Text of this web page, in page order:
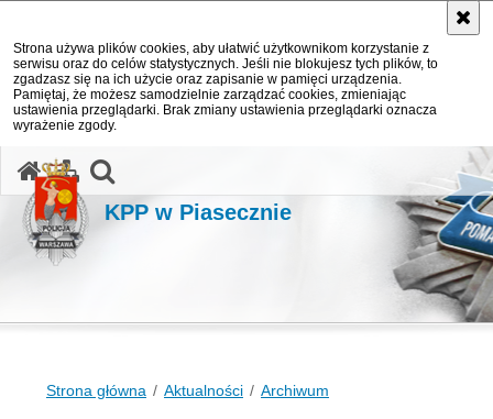
Strona używa plików cookies, aby ułatwić użytkownikom korzystanie z
serwisu oraz do celów statystycznych. Jeśli nie blokujesz tych plików, to
zgadzasz się na ich użycie oraz zapisanie w pamięci urządzenia.
Pamiętaj, że możesz samodzielnie zarządzać cookies, zmieniając
ustawienia przeglądarki. Brak zmiany ustawienia przeglądarki oznacza
wyrażenie zgody.
KPP w Piasecznie
Strona główna Aktualności Archiwum